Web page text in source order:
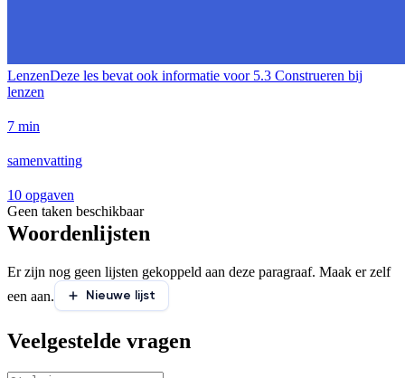
LenzenDeze les bevat ook informatie voor 5.3 Construeren bij
lenzen
7 min
samenvatting
10 opgaven
Geen taken beschikbaar
Woordenlijsten
Er zijn nog geen lijsten gekoppeld aan deze paragraaf. Maak er zelf
een aan.
Nieuwe lijst
Veelgestelde vragen